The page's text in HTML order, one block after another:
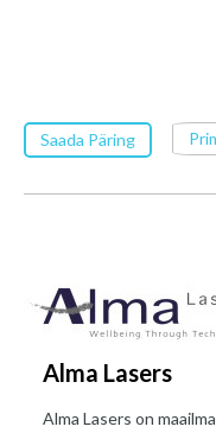
Saada Päring
Alma Lasers
Alma Lasers on